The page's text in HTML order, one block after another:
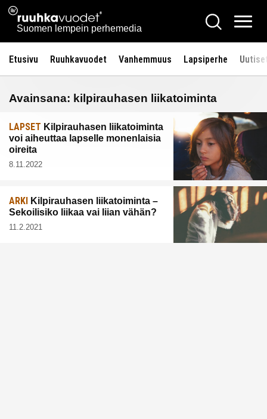
Siirry
sisältöön
Ruuhkavuodet.fi
Suomen lempein perhemedia
Hae
Etusivu Ruuhkavuodet Vanhemmuus Lapsiperhe
Avainsana: kilpirauhasen liikatoiminta
LAPSET Kilpirauhasen liikatoiminta
voi aiheuttaa lapselle monenlaisia
oireita
8.11.2022
ARKI Kilpirauhasen liikatoiminta –
Sekoilisiko liikaa vai liian vähän?
11.2.2021